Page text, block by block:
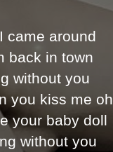
came around
back in town
without you
you kiss me oh
your baby doll
without you